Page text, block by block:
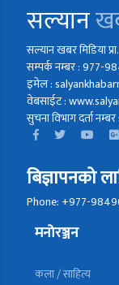
सल्यान
सल्यान खबर मिडिया
सम्पर्क नम्बर : 977-
इमेल :
वेबसाईट :
सुचना विभाग दर्ता
बिज्ञापनको
Phone: +977-
मनोरञ्जन
कला / साहित्य